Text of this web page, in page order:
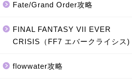
Fate/Grand Order攻略
FINAL FANTASY VII EVER
CRISIS（FF7 エバークライシス)
flowwater攻略